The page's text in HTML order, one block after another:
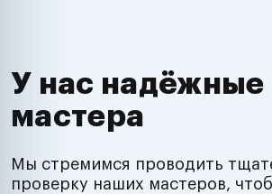
У нас надёжные
мастера
Мы стремимся проводить
проверку наших мастеров,